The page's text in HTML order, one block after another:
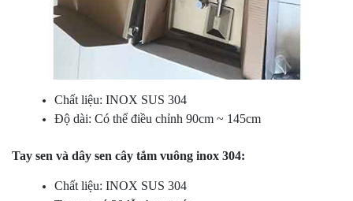
Chất liệu: INOX SUS 304
Độ dài: Có thể điều chỉnh 90cm ~ 145cm
Tay sen và dây sen cây tắm vuông inox 304:
Chất liệu: INOX SUS 304